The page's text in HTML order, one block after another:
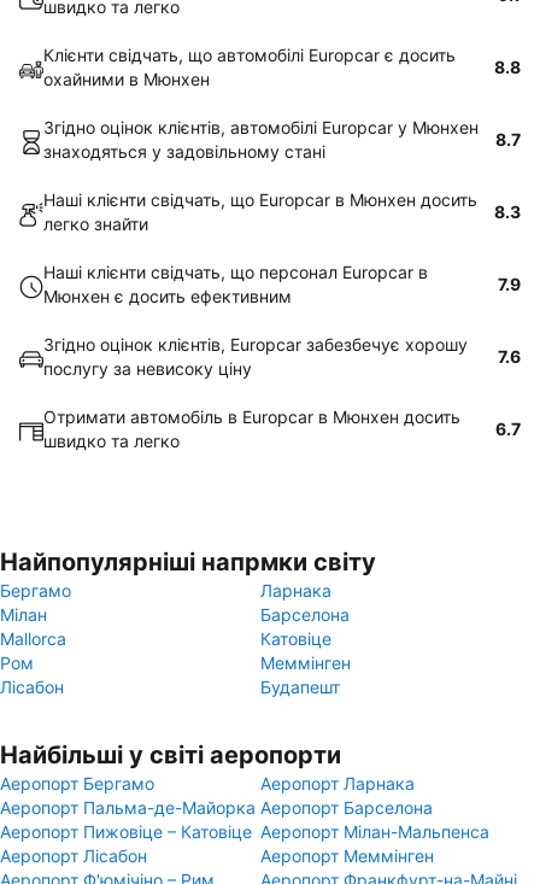
швидко та легко
Клієнти свідчать, що автомобілі Europcar є досить
охайними в Мюнхен
8.8
Згідно оцінок клієнтів, автомобілі Europcar у Мюнхен
знаходяться у задовільному стані
8.7
Наші клієнти свідчать, що Europcar в Мюнхен досить
легко знайти
8.3
Наші клієнти свідчать, що персонал Europcar в
Мюнхен є досить ефективним
7.9
Згідно оцінок клієнтів, Europcar забезбечує хорошу
послугу за невисоку ціну
7.6
Отримати автомобіль в Europcar в Мюнхен досить
швидко та легко
6.7
Найпопулярніші напрмки світу
Бергамо
Ларнака
Мілан
Барселона
Mallorca
Катовіце
Ром
Меммінген
Лісабон
Будапешт
Найбільші у світі аеропорти
Аеропорт Бергамо
Аеропорт Ларнака
Аеропорт Пальма-де-Майорка Аеропорт Барселона
Аеропорт Пижовіце – Катовіце Аеропорт Мілан-Мальпенса
Аеропорт Лісабон
Аеропорт Меммінген
Аеропорт Ф'юмічіно – Рим
Аеропорт Франкфурт-на-Майні